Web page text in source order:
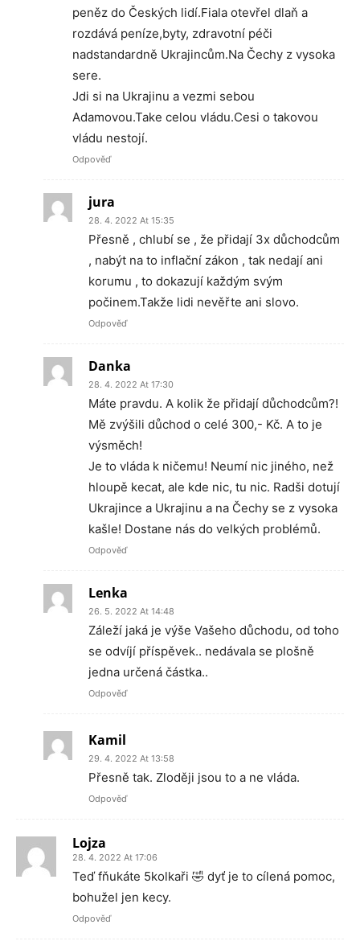
peněz do Českých lidí.Fiala otevřel dlaň a
rozdává peníze,byty, zdravotní péči
nadstandardně Ukrajincům.Na Čechy z vysoka
sere.
Jdi si na Ukrajinu a vezmi sebou
Adamovou.Take celou vládu.Cesi o takovou
vládu nestojí.
Odpověď
jura
28. 4. 2022 At 15:35
Přesně , chlubí se , že přidají 3x důchodcům
, nabýt na to inflační zákon , tak nedají ani
korumu , to dokazují každým svým
počinem.Takže lidi nevěřte ani slovo.
Odpověď
Danka
28. 4. 2022 At 17:30
Máte pravdu. A kolik že přidají důchodcům?!
Mě zvýšili důchod o celé 300,- Kč. A to je
výsměch!
Je to vláda k ničemu! Neumí nic jiného, než
hloupě kecat, ale kde nic, tu nic. Radši dotují
Ukrajince a Ukrajinu a na Čechy se z vysoka
kašle! Dostane nás do velkých problémů.
Odpověď
Lenka
26. 5. 2022 At 14:48
Záleží jaká je výše Vašeho důchodu, od toho
se odvíjí příspěvek.. nedávala se plošně
jedna určená částka..
Odpověď
Kamil
29. 4. 2022 At 13:58
Přesně tak. Zloději jsou to a ne vláda.
Odpověď
Lojza
28. 4. 2022 At 17:06
Teď fňukáte 5kolkaři 🤣 dyť je to cílená pomoc,
bohužel jen kecy.
Odpověď